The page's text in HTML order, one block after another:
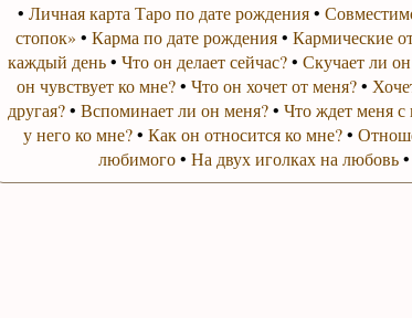
• Личная карта Таро по дате рождения•
стопок» • Карма по дате рождения• Кармические
каждый день• Что он делает сейчас?• Скучает ли
он чувствует ко мне?• Что он хочет от меня?•
другая?• Вспоминает ли он меня?• Что ждет меня с
у него ко мне?• Как он относится ко мне?•
любимого• На двух иголках на любовь•